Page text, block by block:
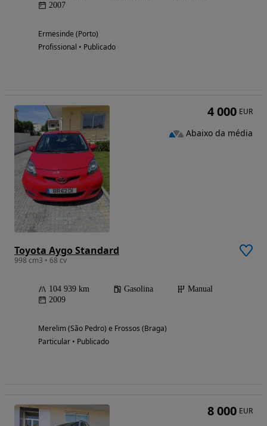
2007
Ermesinde (Porto)
Profissional • Publicado
Toyota Aygo Standard
998 cm3 • 68 cv
104 939 km Gasolina
Manual
2009
Merelim (São Pedro) e Frossos (Braga)
Particular • Publicado
4 000 EUR
Abaixo da média
8 000 EUR